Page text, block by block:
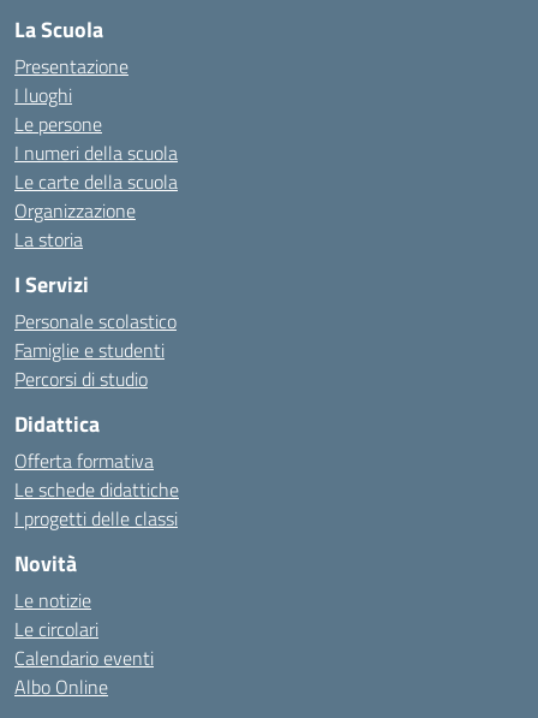
La Scuola
Presentazione
I luoghi
Le persone
I numeri della scuola
Le carte della scuola
Organizzazione
La storia
I Servizi
Personale scolastico
Famiglie e studenti
Percorsi di studio
Didattica
Offerta formativa
Le schede didattiche
I progetti delle classi
Novità
Le notizie
Le circolari
Calendario eventi
Albo Online